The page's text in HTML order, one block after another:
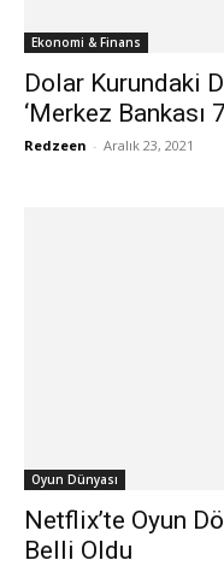
Ekonomi & Finans
Dolar Kurundaki
‘Merkez Bankası
Redzeen - Aralık 23, 2021
Oyun Dünyası
Netflix’te Oyun
Belli Oldu